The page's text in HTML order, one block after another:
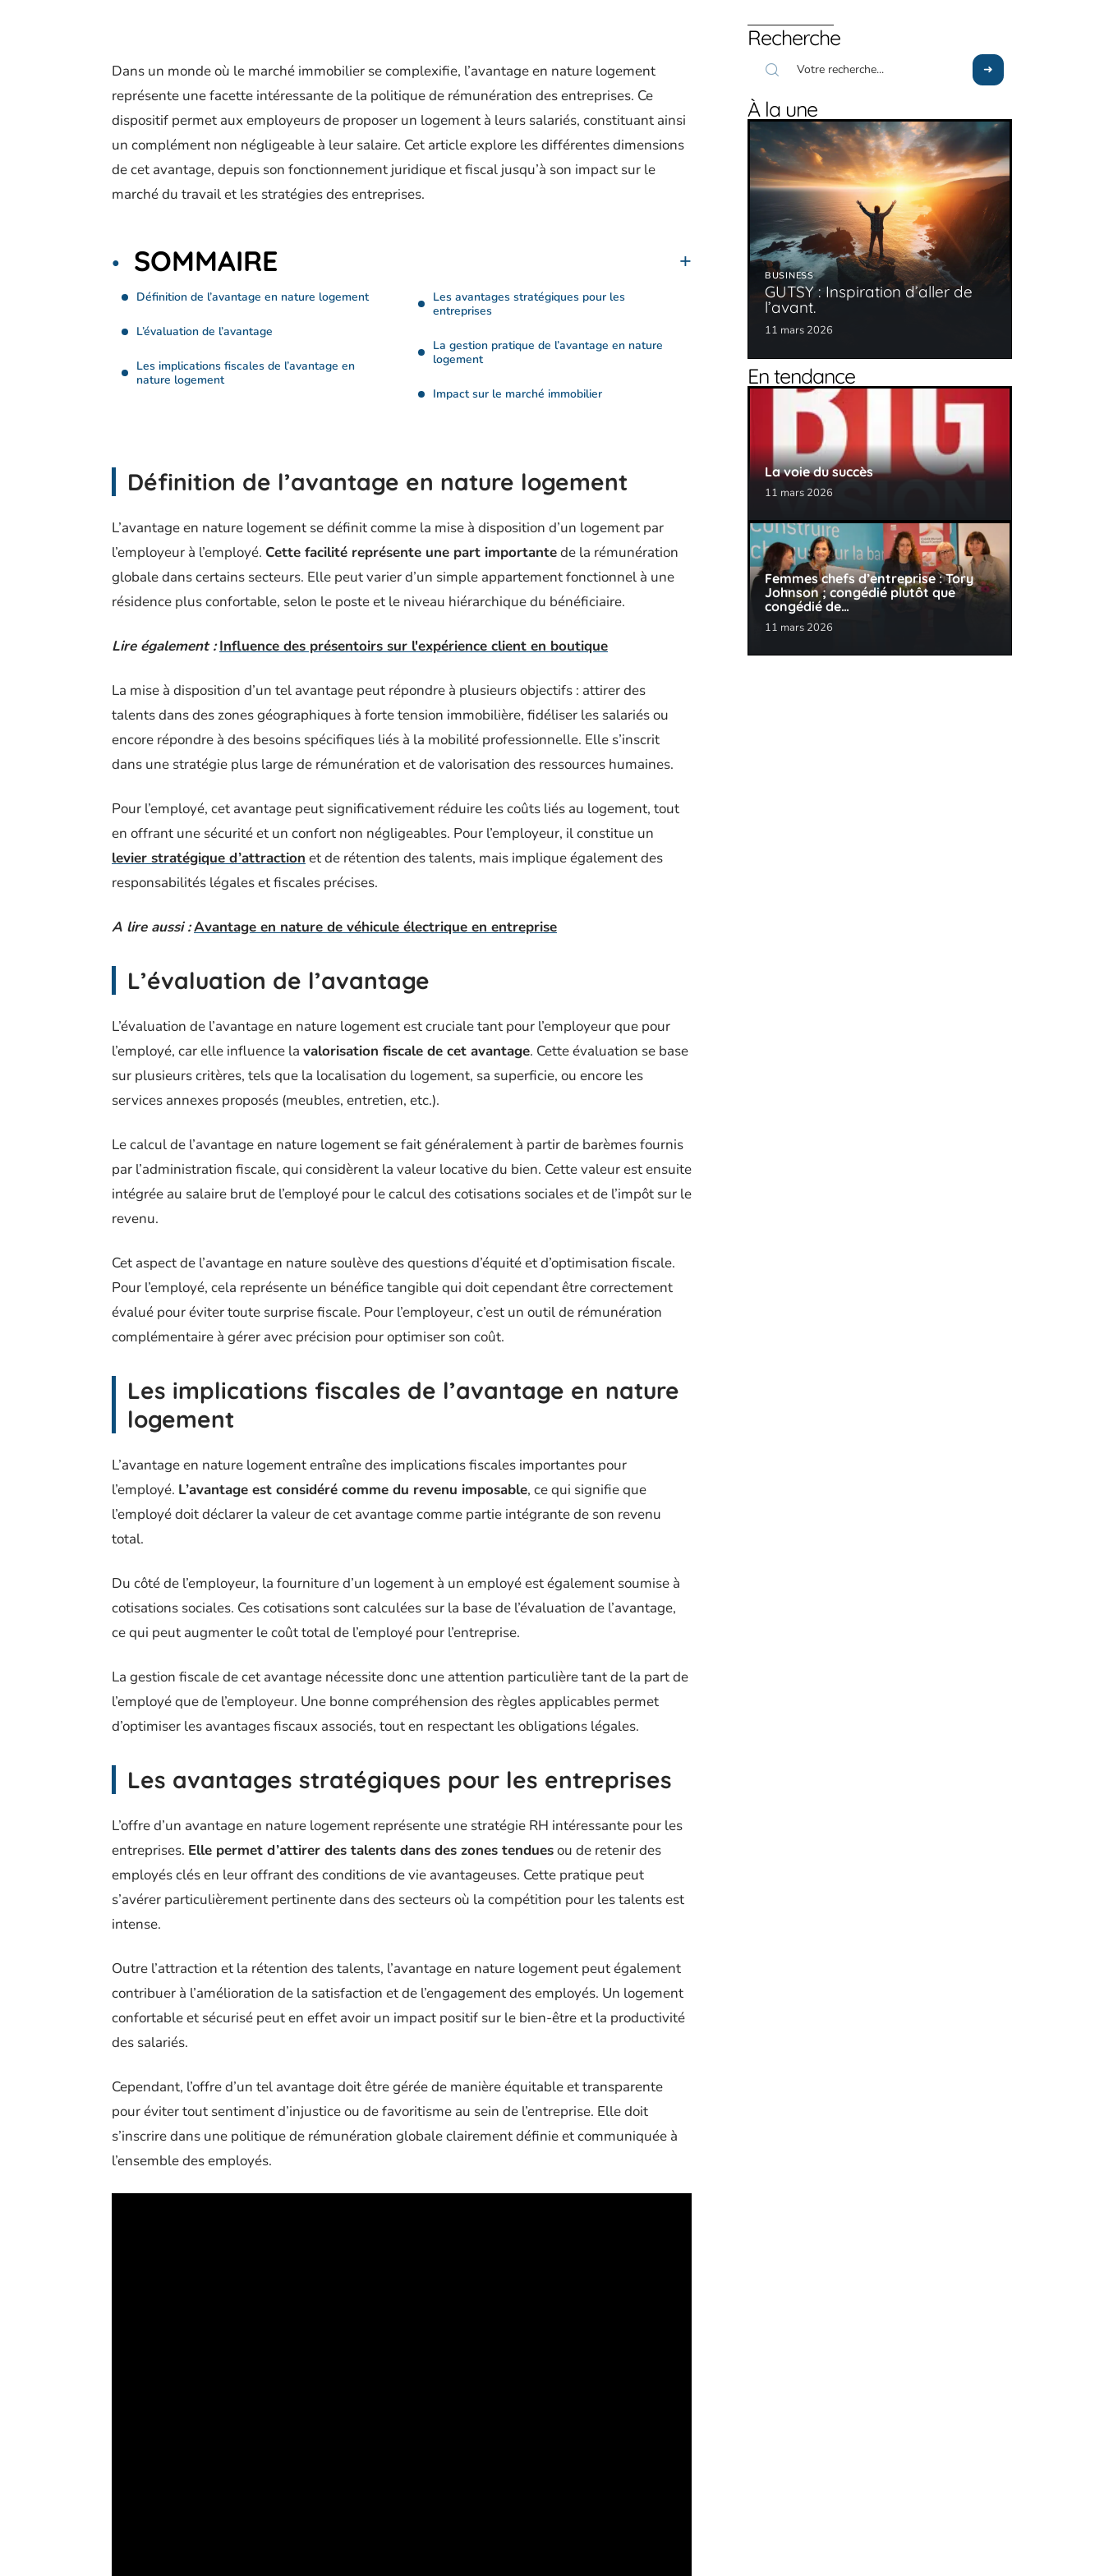
Dans un monde où le marché immobilier se complexifie, l’avantage en nature logement
représente une facette intéressante de la politique de rémunération des entreprises. Ce
dispositif permet aux employeurs de proposer un logement à leurs salariés, constituant ainsi
un complément non négligeable à leur salaire. Cet article explore les différentes dimensions
de cet avantage, depuis son fonctionnement juridique et fiscal jusqu’à son impact sur le
marché du travail et les stratégies des entreprises.
SOMMAIRE
Définition de l’avantage en nature logement
L’évaluation de l’avantage
Les implications fiscales de l’avantage en
nature logement
Les avantages stratégiques pour les
entreprises
La gestion pratique de l’avantage en nature
logement
Impact sur le marché immobilier
Définition de l’avantage en nature logement
L’avantage en nature logement se définit comme la mise à disposition d’un logement par
l’employeur à l’employé. Cette facilité représente une part importantede la rémunération
globale dans certains secteurs. Elle peut varier d’un simple appartement fonctionnel à une
résidence plus confortable, selon le poste et le niveau hiérarchique du bénéficiaire.
Lire également : Influence des présentoirs sur l'expérience client en boutique
La mise à disposition d’un tel avantage peut répondre à plusieurs objectifs : attirer des
talents dans des zones géographiques à forte tension immobilière, fidéliser les salariés ou
encore répondre à des besoins spécifiques liés à la mobilité professionnelle. Elle s’inscrit
dans une stratégie plus large de rémunération et de valorisation des ressources humaines.
Pour l’employé, cet avantage peut significativement réduire les coûts liés au logement, tout
en offrant une sécurité et un confort non négligeables. Pour l’employeur, il constitue un
levier stratégique d’attraction et de rétention des talents, mais implique également des
responsabilités légales et fiscales précises.
A lire aussi :Avantage en nature de véhicule électrique en entreprise
L’évaluation de l’avantage
L’évaluation de l’avantage en nature logement est cruciale tant pour l’employeur que pour
l’employé, car elle influence la valorisation fiscale de cet avantage. Cette évaluation se base
sur plusieurs critères, tels que la localisation du logement, sa superficie, ou encore les
services annexes proposés (meubles, entretien, etc.).
Le calcul de l’avantage en nature logement se fait généralement à partir de barèmes fournis
par l’administration fiscale, qui considèrent la valeur locative du bien. Cette valeur est ensuite
intégrée au salaire brut de l’employé pour le calcul des cotisations sociales et de l’impôt sur le
revenu.
Cet aspect de l’avantage en nature soulève des questions d’équité et d’optimisation fiscale.
Pour l’employé, cela représente un bénéfice tangible qui doit cependant être correctement
évalué pour éviter toute surprise fiscale. Pour l’employeur, c’est un outil de rémunération
complémentaire à gérer avec précision pour optimiser son coût.
Les implications fiscales de l’avantage en nature
logement
L’avantage en nature logement entraîne des implications fiscales importantes pour
l’employé. L’avantage est considéré comme du revenu imposable, ce qui signifie que
l’employé doit déclarer la valeur de cet avantage comme partie intégrante de son revenu
total.
Du côté de l’employeur, la fourniture d’un logement à un employé est également soumise à
cotisations sociales. Ces cotisations sont calculées sur la base de l’évaluation de l’avantage,
ce qui peut augmenter le coût total de l’employé pour l’entreprise.
La gestion fiscale de cet avantage nécessite donc une attention particulière tant de la part de
l’employé que de l’employeur. Une bonne compréhension des règles applicables permet
d’optimiser les avantages fiscaux associés, tout en respectant les obligations légales.
Les avantages stratégiques pour les entreprises
L’offre d’un avantage en nature logement représente une stratégie RH intéressante pour les
entreprises. Elle permet d’attirer des talents dans des zones tenduesou de retenir des
employés clés en leur offrant des conditions de vie avantageuses. Cette pratique peut
s’avérer particulièrement pertinente dans des secteurs où la compétition pour les talents est
intense.
Outre l’attraction et la rétention des talents, l’avantage en nature logement peut également
contribuer à l’amélioration de la satisfaction et de l’engagement des employés. Un logement
confortable et sécurisé peut en effet avoir un impact positif sur le bien-être et la productivité
des salariés.
Cependant, l’offre d’un tel avantage doit être gérée de manière équitable et transparente
pour éviter tout sentiment d’injustice ou de favoritisme au sein de l’entreprise. Elle doit
s’inscrire dans une politique de rémunération globale clairement définie et communiquée à
l’ensemble des employés.
Recherche
À la une
BUSINESS
GUTSY : Inspiration d’aller de
l’avant.
11 mars 2026
En tendance
La voie du succès
11 mars 2026
Femmes chefs d’entreprise : Tory
Johnson ; congédié plutôt que
congédié de…
11 mars 2026